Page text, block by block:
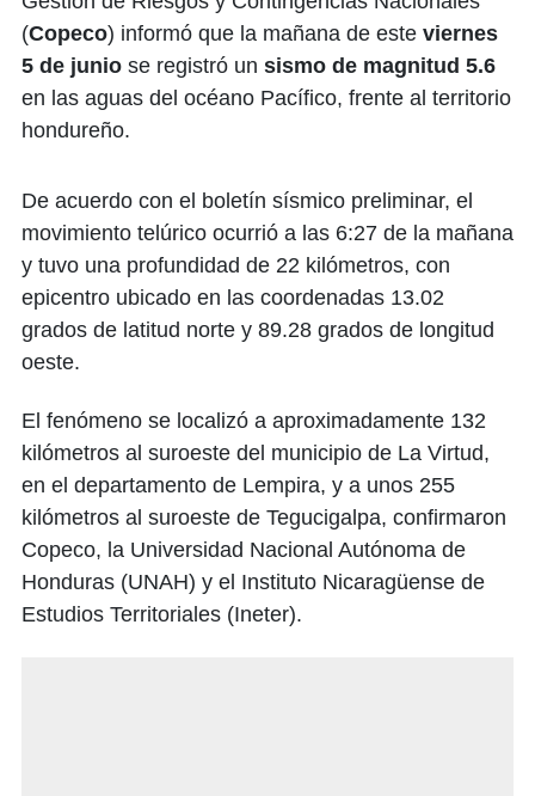
(Copeco) informó que la mañana de este viernes
5 de junio se registró un sismo de magnitud 5.6
en las aguas del océano Pacífico, frente al territorio
hondureño.
De acuerdo con el boletín sísmico preliminar, el
movimiento telúrico ocurrió a las 6:27 de la mañana
y tuvo una profundidad de 22 kilómetros, con
epicentro ubicado en las coordenadas 13.02
grados de latitud norte y 89.28 grados de longitud
oeste.
El fenómeno se localizó a aproximadamente 132
kilómetros al suroeste del municipio de La Virtud,
en el departamento de Lempira, y a unos 255
kilómetros al suroeste de Tegucigalpa, confirmaron
Copeco, la Universidad Nacional Autónoma de
Honduras (UNAH) y el Instituto Nicaragüense de
Estudios Territoriales (Ineter).